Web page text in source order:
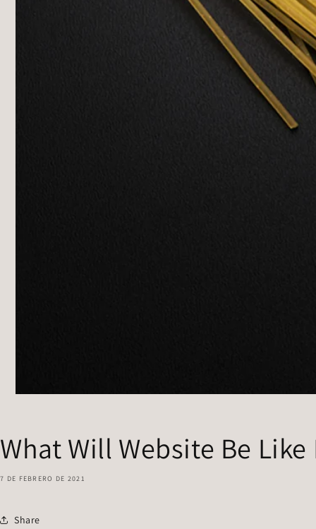
What Will Website Be Like
7 DE FEBRERO DE 2021
Share